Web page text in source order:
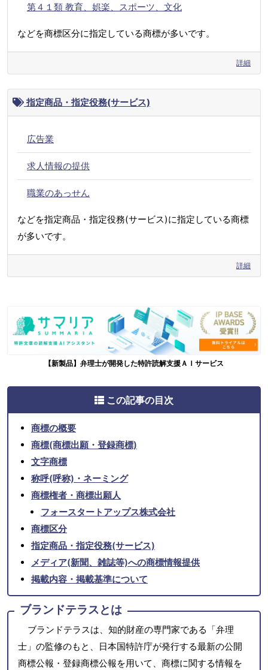
第４１類 教育、娯楽、スポーツ、文化
などを商標区分に指定している商標が多いです。
詳細
指定商品・指定役務(サービス)
広告業
求人情報の提供
職業のあっせん
などを指定商品・指定役務(サービス)に指定している商標
が多いです。
詳細
【新製品】弁理士が開発した特許読解支援ＡＩサービス
この記事の目次
商標の概要
商標(商標出願・登録商標)
文字商標
称呼(呼称)・ネーミング
商標権者・商標出願人
フォースタートアップス株式会社
商標区分
指定商品・指定役務(サービス)
メディア(新聞、雑誌等)への商標情報提供
掲載内容・掲載基準について
ブランドテラスとは
ブランドテラスは、知的財産の専門家である「弁理
士」の監修のもと、日本国特許庁が発行する最新の公開
商標公報・登録商標公報を用いて、商標に関する情報を